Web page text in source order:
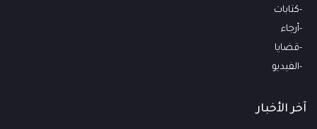
كتابات
أرجاء
قضايا
الفيديو
آخر الأخبار